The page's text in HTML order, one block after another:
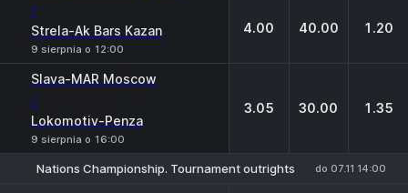
-
Strela-Ak Bars Kazan
9 sierpnia o 12:00
4.00 40.00 1.20
Slava-MAR Moscow
-
Lokomotiv-Penza
9 sierpnia o 16:00
3.05 30.00 1.35
Nations Championship. Tournament outrights do 07.11 14:00